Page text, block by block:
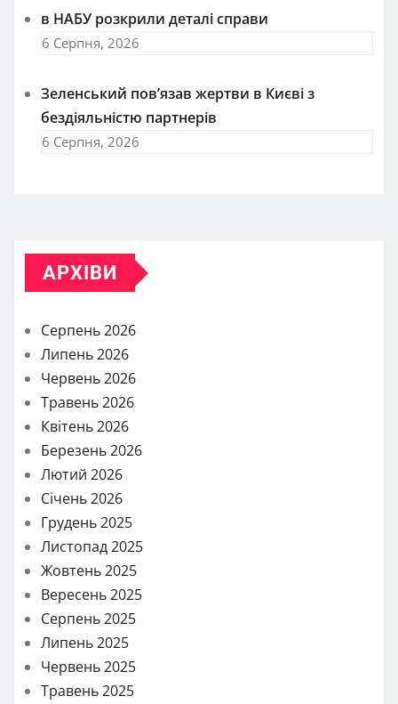
в НАБУ розкрили деталі справи
6 Серпня, 2026
Зеленський пов’язав жертви в Києві з
бездіяльністю партнерів
6 Серпня, 2026
АРХІВИ
Серпень 2026
Липень 2026
Червень 2026
Травень 2026
Квітень 2026
Березень 2026
Лютий 2026
Січень 2026
Грудень 2025
Листопад 2025
Жовтень 2025
Вересень 2025
Серпень 2025
Липень 2025
Червень 2025
Травень 2025